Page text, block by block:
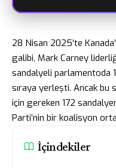
28 Nisan 2025’te
galibi, Mark Carney
sandalyeli parlamentoda
sıraya yerleşti. Ancak bu
için gereken 172
Parti’nin bir koalisyon
İçindekiler